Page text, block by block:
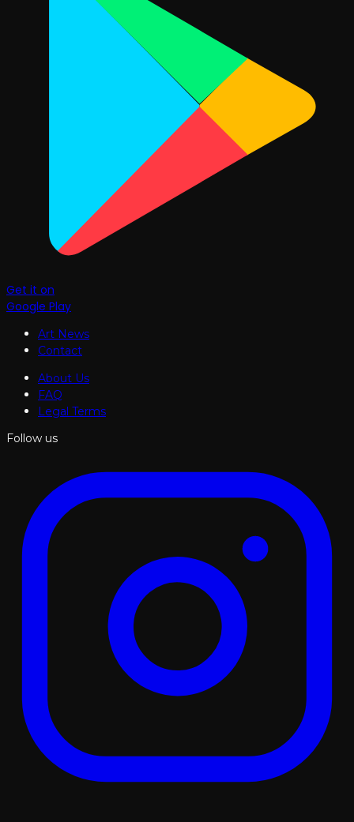
Get it on
Google Play
Art News
Contact
About Us
FAQ
Legal Terms
Follow us